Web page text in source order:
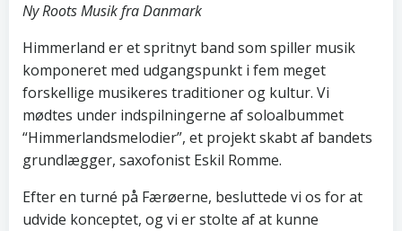
Ny Roots Musik fra Danmark
Himmerland er et spritnyt band som spiller musik
komponeret med udgangspunkt i fem meget
forskellige musikeres traditioner og kultur. Vi
mødtes under indspilningerne af soloalbummet
“Himmerlandsmelodier”, et projekt skabt af bandets
grundlægger, saxofonist Eskil Romme.
Efter en turné på Færøerne, besluttede vi os for at
udvide konceptet, og vi er stolte af at kunne